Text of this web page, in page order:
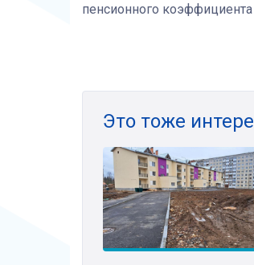
пенсионного коэффициента
Это тоже